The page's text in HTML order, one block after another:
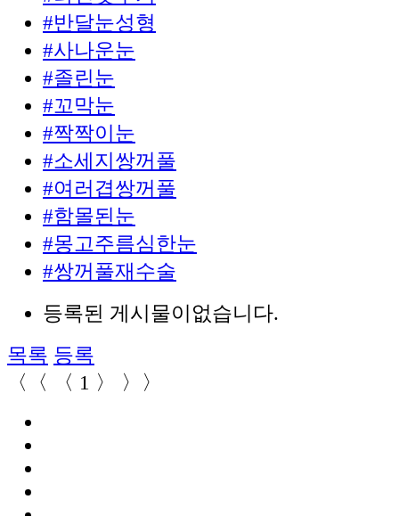
#반달눈성형
#사나운눈
#졸린눈
#꼬막눈
#짝짝이눈
#소세지쌍꺼풀
#여러겹쌍꺼풀
#함몰된눈
#몽고주름심한눈
#쌍꺼풀재수술
등록된 게시물이없습니다.
목록 등록
〈〈
〈 1 〉 〉〉